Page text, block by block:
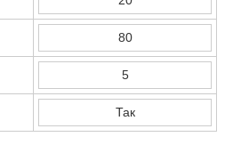
80
5
Так